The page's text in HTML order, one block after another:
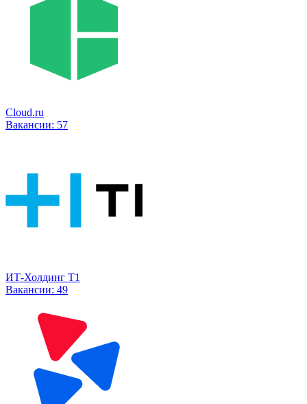
Cloud.ru
Вакансии: 57
ИТ-Холдинг Т1
Вакансии: 49